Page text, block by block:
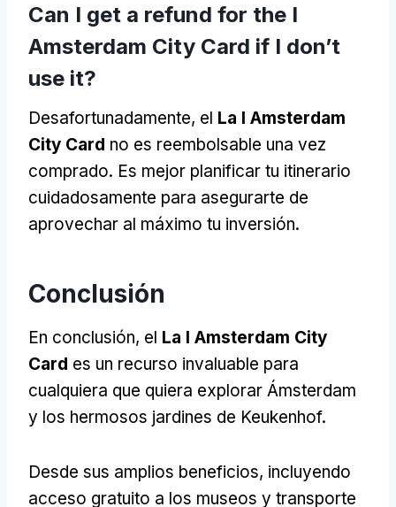
Can I get a refund for the I
Amsterdam City Card if I don’t
use it?
Desafortunadamente, el La I Amsterdam
City Card no es reembolsable una vez
comprado. Es mejor planificar tu itinerario
cuidadosamente para asegurarte de
aprovechar al máximo tu inversión.
Conclusión
En conclusión, el La I Amsterdam City
Card es un recurso invaluable para
cualquiera que quiera explorar Ámsterdam
y los hermosos jardines de Keukenhof.
Desde sus amplios beneficios, incluyendo
acceso gratuito a los museos y transporte